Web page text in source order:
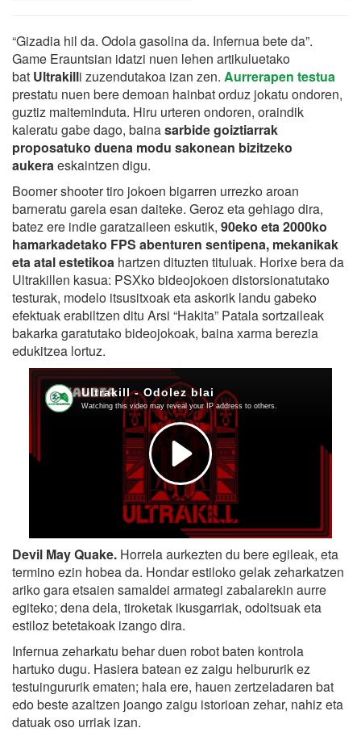
“Gizadia hil da. Odola gasolina da. Infernua bete da”.
Game Erauntsian idatzi nuen lehen artikuluetako
bat Ultrakilli zuzendutakoa izan zen. Aurrerapen testua
prestatu nuen bere demoan hainbat orduz jokatu ondoren,
guztiz maiteminduta. Hiru urteren ondoren, oraindik
kaleratu gabe dago, bainasarbide goiztiarrak
proposatuko duena modu sakonean bizitzeko
aukeraeskaintzen digu.
Boomer shooter tiro jokoen bigarren urrezko aroan
barneratu garela esan daiteke. Geroz eta gehiago dira,
batez ere indie garatzaileen eskutik, 90eko eta 2000ko
hamarkadetako FPS abenturen sentipena, mekanikak
eta atal estetikoa hartzen dituzten tituluak. Horixe bera da
Ultrakillen kasua: PSXko bideojokoen distorsionatutako
testurak, modelo itsusitxoak eta askorik landu gabeko
efektuak erabiltzen ditu Arsi “Hakita” Patala sortzaileak
bakarka garatutako bideojokoak, baina xarma berezia
edukitzea lortuz.
Devil May Quake. Horrela aurkezten du bere egileak, eta
termino ezin hobea da. Hondar estiloko gelak zeharkatzen
ariko gara etsaien samaldei armategi zabalarekin aurre
egiteko; dena dela, tiroketak ikusgarriak, odoltsuak eta
estiloz betetakoak izango dira.
Infernua zeharkatu behar duen robot baten kontrola
hartuko dugu. Hasiera batean ez zaigu helbururik ez
testuingururik ematen; hala ere, hauen zertzeladaren bat
edo beste azaltzen joango zaigu istorioan zehar, nahiz eta
datuak oso urriak izan.